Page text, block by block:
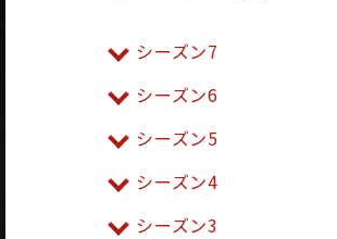
シーズン7
シーズン6
シーズン5
シーズン4
シーズン3